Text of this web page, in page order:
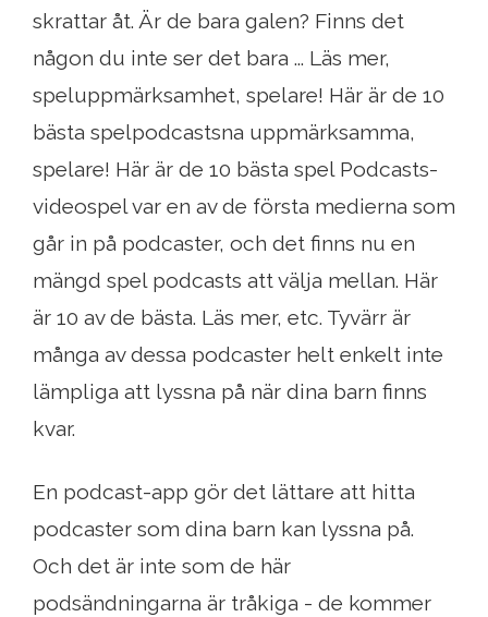
skrattar åt. Är de bara galen? Finns det
någon du inte ser det bara ... Läs mer,
speluppmärksamhet, spelare! Här är de 10
bästa spelpodcastsna uppmärksamma,
spelare! Här är de 10 bästa spel Podcasts-
videospel var en av de första medierna som
går in på podcaster, och det finns nu en
mängd spel podcasts att välja mellan. Här
är 10 av de bästa. Läs mer, etc. Tyvärr är
många av dessa podcaster helt enkelt inte
lämpliga att lyssna på när dina barn finns
kvar.
En podcast-app gör det lättare att hitta
podcaster som dina barn kan lyssna på.
Och det är inte som de här
podsändningarna är tråkiga - de kommer